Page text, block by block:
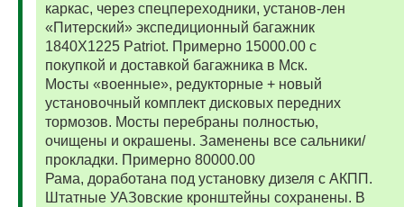
каркас, через спецпереходники, установ-лен
«Питерский» экспедиционный багажник
1840Х1225 Patriot. Примерно 15000.00 с
покупкой и доставкой багажника в Мск.
Мосты «военные», редукторные + новый
установочный комплект дисковых передних
тормозов. Мосты перебраны полностью,
очищены и окрашены. Заменены все сальники/
прокладки. Примерно 80000.00
Рама, доработана под установку дизеля с АКПП.
Штатные УАЗовские кронштейны сохранены. В